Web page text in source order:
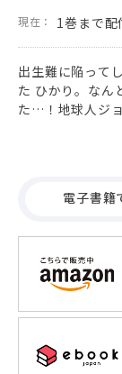
現在：
1巻まで配
出生難に陥って
た ひかり。なん
た…！地球人ジ
穏な気配が忍
電子書籍